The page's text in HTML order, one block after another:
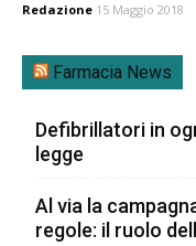
Redazione 15 Maggio 2018
Farmacia News
Defibrillatori in
legge
Al via la
regole: il ruolo